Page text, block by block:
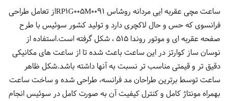
ساعت مچی عقربه ایی مردانه روشاس RP1G005M0091از تعامل طراحی
فرانسوی که حس و حال لاکچری دارد و تولید کشور سوئیس با طرح
صفحه عقربه ای و موتور روندا 515 ، شکل گرفته است.استفاده از
نوسان ساز کوارتز در این ساعت باعث شده تا از ساعت های مکانیکی
دقیق تر و قیمتی مناسب تر نسبت به آنها داشته باشد.شکل ظاهر
ساعت توسط برترین طراحان مد فرانسه، طراحی شده و ساخت ساعت
بهمراه مونتاژ کامل و کنترل کیفیت آن به صورت کامل در سوئیس انجام